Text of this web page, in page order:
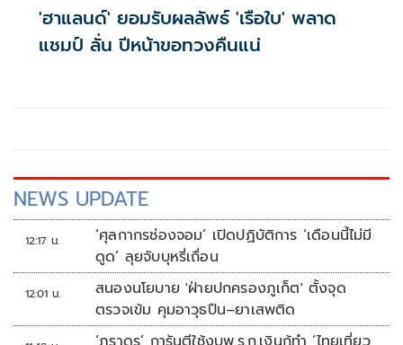
'ฮาแลนด์' ยอมรับผลลัพธ์ 'เรือใบ' พลาด
แชมป์ ลั่น ปีหน้าขอทวงคืนแน่
NEWS UPDATE
12:17 น.
‘ศุลกากรช่องจอม’ เปิดปฏิบัติการ ‘เดือนนี้ไม่มี
ดูด’ ลุยจับบุหรี่เถื่อน
12:01 น.
สนองนโยบาย 'ฝ่ายปกครองภูเก็ต' ตั้งจุด
ตรวจเข้ม คุมอาวุธปืน–ยาเสพติด